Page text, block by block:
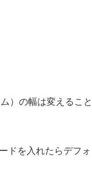
）の幅は変えること
ドを入れたらデフォ